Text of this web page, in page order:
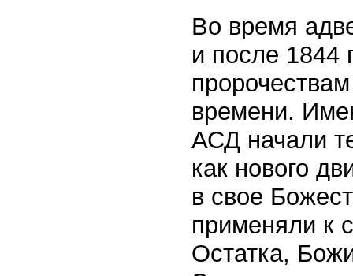
Во время
и после 1844
времени.
АСД начали
как нового
в свое
применяли к
Остатка,